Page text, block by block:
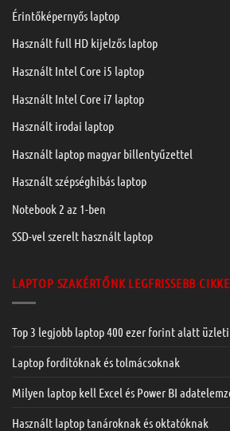
Érintőképernyős laptop
Használt full HD kijelzős laptop
Használt Intel Core i5 laptop
Használt Intel Core i7 laptop
Használt irodai laptop
Használt laptop magyar billentyűzettel
Használt szépséghibás laptop
Notebook 2 az 1-ben
SSD-vel szerelt használt laptop
LAPTOP SZAKÉRTŐNK LEGFRISSEBB
Top 3 legjobb laptop 400 ezer forint alatt
Laptop fordítóknak és tolmácsoknak
Milyen laptop kell Excel és Power BI
Használt laptop tanároknak és oktatóknak